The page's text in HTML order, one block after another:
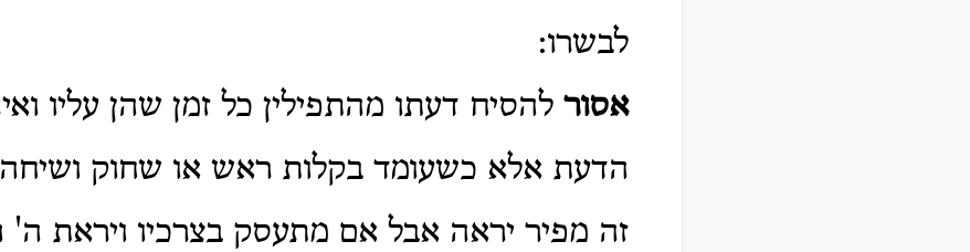
לבשרו:
אסור להסיח דעתו מהתפילין כל זמן שהן עליו
הדעת אלא כשעומד בקלות ראש או שחוק
זה מפיר יראה אבל אם מתעסק בצרכיו ויראת ה'